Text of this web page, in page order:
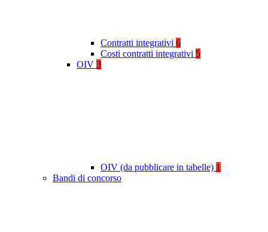
Contratti integrativi 6
Costi contratti integrativi 5
OIV 3
OIV (da pubblicare in tabelle) 1
Bandi di concorso